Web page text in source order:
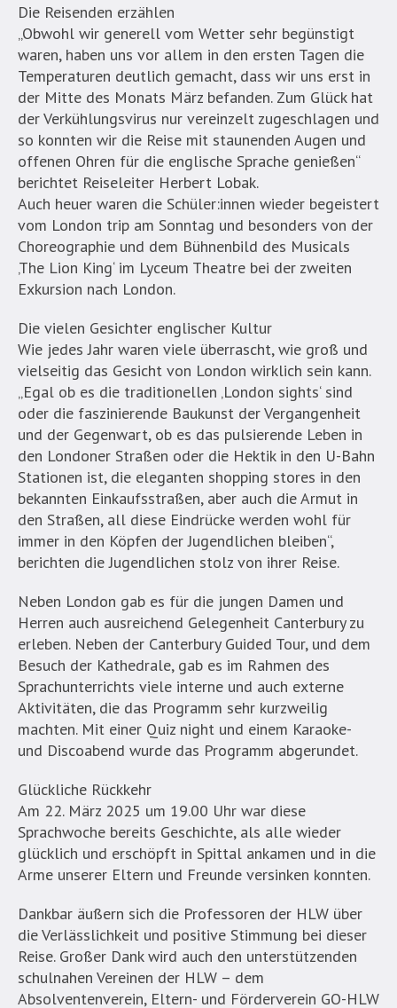
Die Reisenden erzählen
„Obwohl wir generell vom Wetter sehr begünstigt
waren, haben uns vor allem in den ersten Tagen die
Temperaturen deutlich gemacht, dass wir uns erst in
der Mitte des Monats März befanden. Zum Glück hat
der Verkühlungsvirus nur vereinzelt zugeschlagen und
so konnten wir die Reise mit staunenden Augen und
offenen Ohren für die englische Sprache genießen“
berichtet Reiseleiter Herbert Lobak.
Auch heuer waren die Schüler:innen wieder begeistert
vom London trip am Sonntag und besonders von der
Choreographie und dem Bühnenbild des Musicals
‚The Lion King‘ im Lyceum Theatre bei der zweiten
Exkursion nach London.
Die vielen Gesichter englischer Kultur
Wie jedes Jahr waren viele überrascht, wie groß und
vielseitig das Gesicht von London wirklich sein kann.
„Egal ob es die traditionellen ‚London sights‘ sind
oder die faszinierende Baukunst der Vergangenheit
und der Gegenwart, ob es das pulsierende Leben in
den Londoner Straßen oder die Hektik in den U-Bahn
Stationen ist, die eleganten shopping stores in den
bekannten Einkaufsstraßen, aber auch die Armut in
den Straßen, all diese Eindrücke werden wohl für
immer in den Köpfen der Jugendlichen bleiben“,
berichten die Jugendlichen stolz von ihrer Reise.
Neben London gab es für die jungen Damen und
Herren auch ausreichend Gelegenheit Canterbury zu
erleben. Neben der Canterbury Guided Tour, und dem
Besuch der Kathedrale, gab es im Rahmen des
Sprachunterrichts viele interne und auch externe
Aktivitäten, die das Programm sehr kurzweilig
machten. Mit einer Quiz night und einem Karaoke-
und Discoabend wurde das Programm abgerundet.
Glückliche Rückkehr
Am 22. März 2025 um 19.00 Uhr war diese
Sprachwoche bereits Geschichte, als alle wieder
glücklich und erschöpft in Spittal ankamen und in die
Arme unserer Eltern und Freunde versinken konnten.
Dankbar äußern sich die Professoren der HLW über
die Verlässlichkeit und positive Stimmung bei dieser
Reise. Großer Dank wird auch den unterstützenden
schulnahen Vereinen der HLW – dem
Absolventenverein, Eltern- und Förderverein GO-HLW